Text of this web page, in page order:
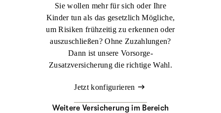
Sie wollen mehr für sich oder Ihre
Kinder tun als das gesetzlich Mögliche,
um Risiken frühzeitig zu erkennen oder
auszuschließen? Ohne Zuzahlungen?
Dann ist unsere Vorsorge-
Zusatzversicherung die richtige Wahl.
Jetzt konfigurieren
Weitere Versicherung im Bereich